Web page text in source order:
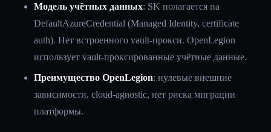
Модель учётных данных: SK полагается на
DefaultAzureCredential (Managed Identity, certificate
auth). Нет встроенного vault-прокси. OpenLegion
использует vault-проксированные учётные данные.
Преимущество OpenLegion: нулевые внешние
зависимости, cloud-agnostic, нет риска миграции
платформы.